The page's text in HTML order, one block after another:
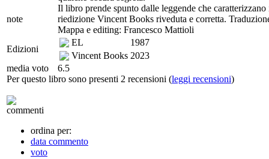
note
Il libro prende spunto dalle leggende che
riedizione Vincent Books riveduta e corretta.
Mappa e editing: Francesco Mattioli
Edizioni
EL
1987
Vincent Books 2023
media voto
6.5
Per questo libro sono presenti 2 recensioni (leggi recensioni)
commenti
ordina per:
data commento
voto